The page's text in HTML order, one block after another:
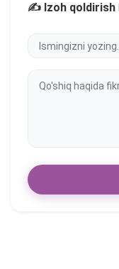
✍️ Izoh qoldirish